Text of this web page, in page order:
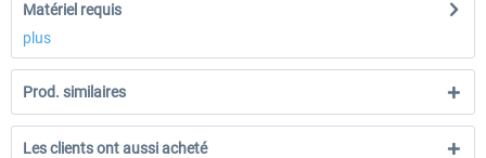
Matériel requis
plus
Prod. similaires
Les clients ont aussi acheté